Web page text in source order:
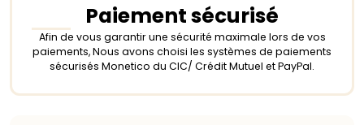
Paiement sécurisé
Afin de vous garantir une sécurité maximale lors de vos
paiements, Nous avons choisi les systèmes de paiements
sécurisés Monetico du CIC/ Crédit Mutuel et PayPal.